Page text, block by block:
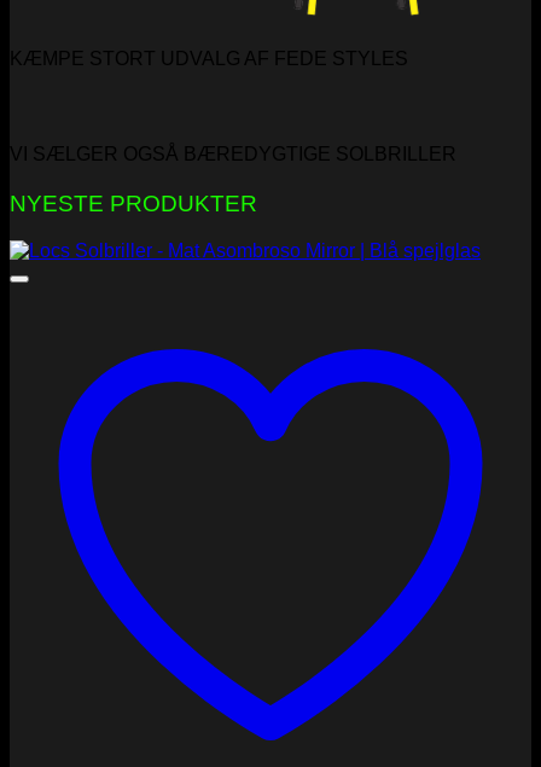
KÆMPE STORT UDVALG AF FEDE STYLES
VI SÆLGER OGSÅ BÆREDYGTIGE SOLBRILLER
NYESTE PRODUKTER